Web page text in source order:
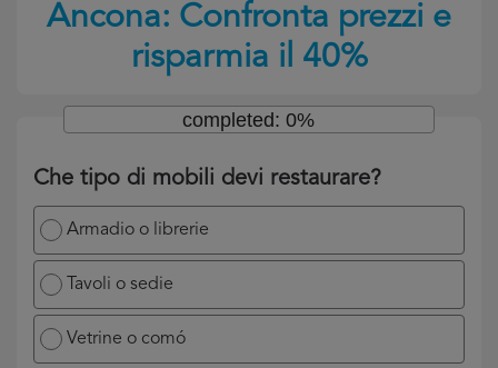
Ancona: Confronta prezzi e
risparmia il 40%
Che tipo di mobili devi restaurare?
Armadio o librerie
Tavoli o sedie
Vetrine o comó
completed: 0%